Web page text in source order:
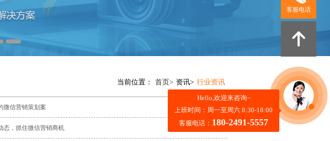
当前位置： 首页> 资讯> 行业资讯
微信营销策划案 2016-08-29
态，抓住微信营销商机 2016-08-29
客服电话
Hello,欢迎来咨询~
上班时间：周一至周六 8:30-18:00
客服电话： 180-2491-5557